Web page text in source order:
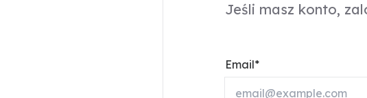
Jeśli masz konto,
Email